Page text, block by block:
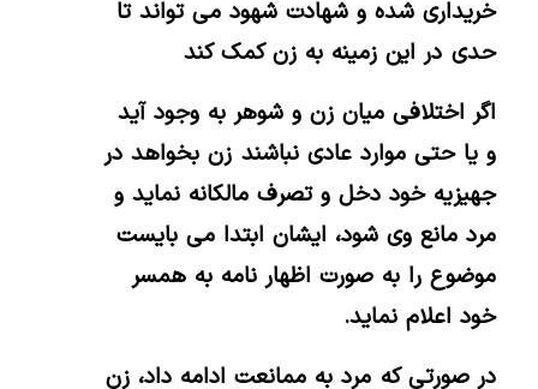
خریداری شده و شهادت شهود می تواند تا
حدی در این زمینه به زن کمک کند
اگر اختلافی میان زن و شوهر به وجود آید
و یا حتى موارد عادی نباشند زن بخواهد در
جهیزیه خود دخل و تصرف مالکانه نماید و
مرد مانع وی شود، ایشان ابتدا می بایست
موضوع را به صورت اظهار نامه به همسر
خود اعلام نماید.
در صورتى که مرد به ممانعت ادامه داد، زن